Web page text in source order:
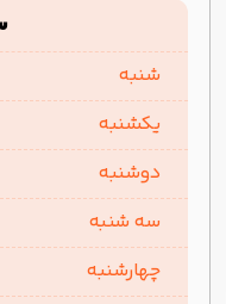
شنبه
یکشنبه
دوشنبه
سه شنبه
چهارشنبه